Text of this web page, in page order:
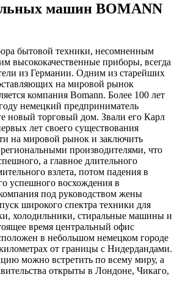
машин BOMANN
бытовой техники, несомненным
высококачественные приборы, всегда
из Германии. Одним из старейших
на мировой рынок
компания Bomann. Более 100 лет
немецкий предприниматель
новый торговый дом. Звали его Карл
лет своего существования
на мировой рынок и заключить
производителями, что
а главное длительного
взлета, потом падения в
успешного восхождения в
под руководством жены
широкого спектра техники для
холодильники, стиральные машины и
время центральный офис
в небольшом немецком городе
от границы с Нидердандами.
можно встретить по всему миру, а
открыты в Лондоне, Чикаго,